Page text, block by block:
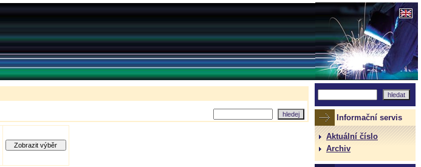
Informační servis
Aktuální číslo
Archiv